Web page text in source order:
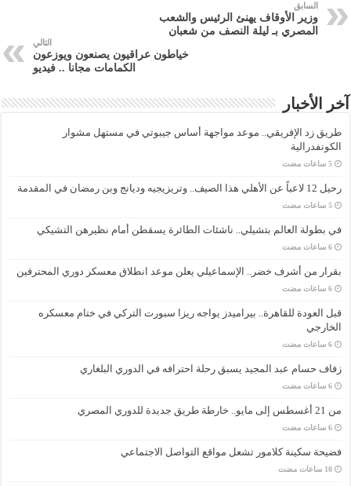
السابق
وزير الأوقاف يهنئ الرئيس والشعب
المصري بـ ليلة النصف من شعبان
التالي
خياطون عراقيون يصنعون ويوزعون
الكمامات مجانا .. فيديو
آخر الأخبار
طريق زد الإفريقي.. موعد مواجهة أساس جيبوتي في مستهل مشوار
الكونفدرالية
‏5 ساعات مضت
رحيل 12 لاعباً عن الأهلي هذا الصيف.. وتريزيجيه وديانج وبن رمضان في المقدمة
‏5 ساعات مضت
في بطولة العالم بتشيلي.. ناشئات الطائرة يسقطن أمام نظيرهن التشيكي
‏6 ساعات مضت
بقرار من أشرف خضر.. الإسماعيلي يعلن موعد انطلاق معسكر دوري المحترفين
‏6 ساعات مضت
قبل العودة للقاهرة.. بيراميدز يواجه ريزا سبورت التركي في ختام معسكره
الخارجي
‏6 ساعات مضت
زفاف حسام عبد المجيد يسبق رحلة احترافه في الدوري البلغاري
‏6 ساعات مضت
من 21 أغسطس إلى مايو.. خارطة طريق جديدة للدوري المصري
‏6 ساعات مضت
فضيحة سكينة كلامور تشعل مواقع التواصل الاجتماعي
‏10 ساعات مضت